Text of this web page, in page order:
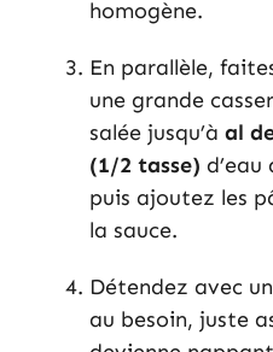
homogène.
En parallèle,
une grande
salée jusqu’à al
(1/2 tasse)
puis ajoutez les
la sauce.
Détendez avec
au besoin, juste